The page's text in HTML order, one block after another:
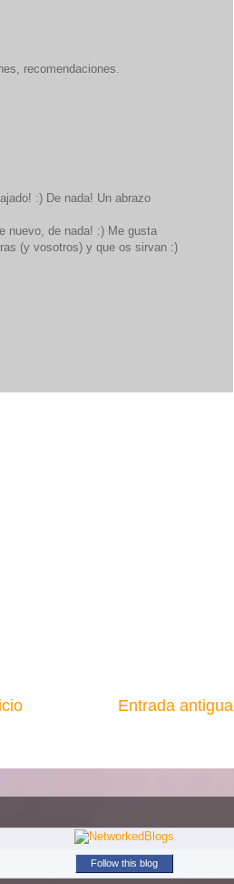
recomendaciones.
:) De nada! Un abrazo
nuevo, de nada! :) Me gusta
(y vosotros) y que os sirvan :)
Entrada antigua
Follow this blog